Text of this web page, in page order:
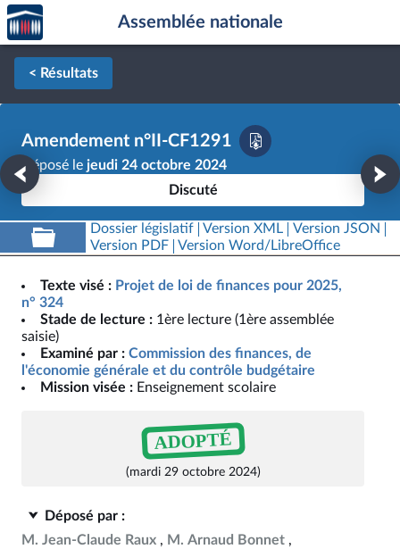
Aller au contenu
Aller en bas de la page
Accèder
à la
page
d'accueil
Assemblée nationale
< Résultats
Amendement n°II-CF1291
Déposé le jeudi 24 octobre 2024
Discuté
Dossier législatif Version XML
Version JSON
Version PDF
Version Word/LibreOffice
Texte visé : Projet de loi de finances pour 2025,
n° 324
Stade de lecture : 1ère lecture (1ère assemblée
saisie)
Examiné par : Commission des finances, de
l'économie générale et du contrôle budgétaire
Mission visée : Enseignement scolaire
ADOPTÉ
(mardi 29 octobre 2024)
Déposé par :
M. Jean-Claude Raux
M. Arnaud Bonnet